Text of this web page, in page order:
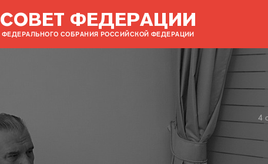
СОВЕТ ФЕДЕРАЦИИ
ФЕДЕРАЛЬНОГО СОБРАНИЯ РОССИЙСКОЙ ФЕДЕРАЦИИ
4